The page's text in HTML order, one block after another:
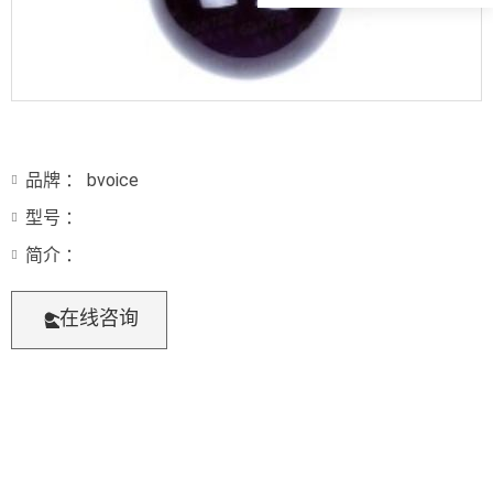
品牌 ： bvoice
型号 ：
简介 ：
在线咨询